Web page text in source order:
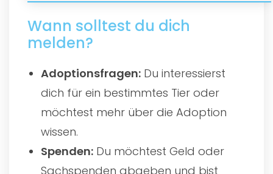
Wann solltest du dich
melden?
Adoptionsfragen: Du interessierst
dich für ein bestimmtes Tier oder
möchtest mehr über die Adoption
wissen.
Spenden: Du möchtest Geld oder
Sachspenden abgeben und bist